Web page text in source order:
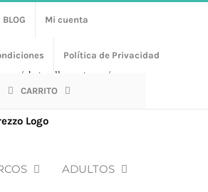
photocalls_y_atrezzo/
BLOG Mi cuenta
Política de Privacidad
CARRITO
ADULTOS